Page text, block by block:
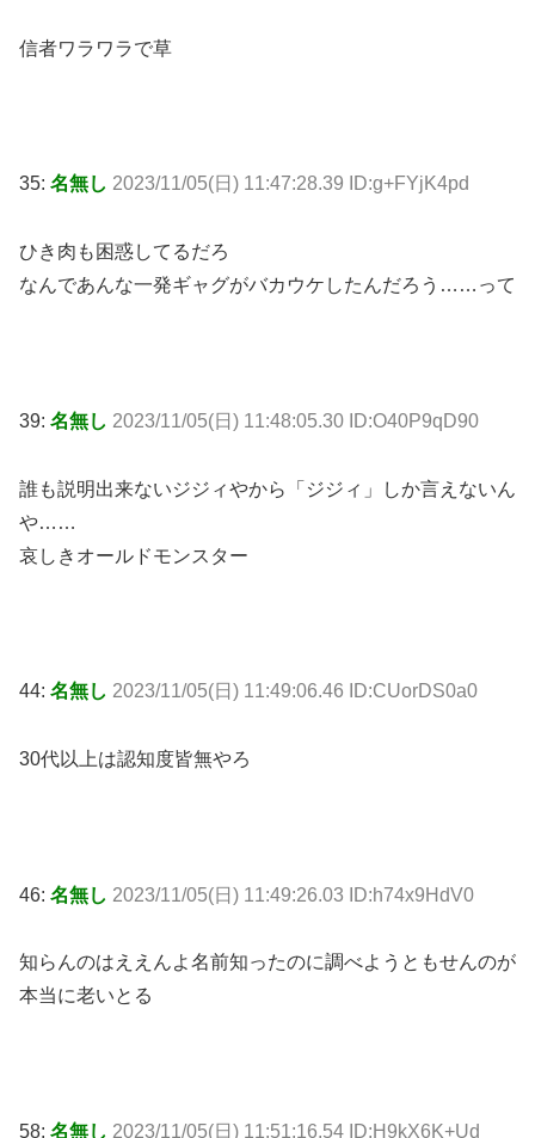
信者ワラワラで草
35: 名無し 2023/11/05(日) 11:47:28.39 ID:g+FYjK4pd
ひき肉も困惑してるだろ
なんであんな一発ギャグがバカウケしたんだろう……って
39: 名無し 2023/11/05(日) 11:48:05.30 ID:O40P9qD90
誰も説明出来ないジジィやから「ジジィ」しか言えないん
や……
哀しきオールドモンスター
44: 名無し 2023/11/05(日) 11:49:06.46 ID:CUorDS0a0
30代以上は認知度皆無やろ
46: 名無し 2023/11/05(日) 11:49:26.03 ID:h74x9HdV0
知らんのはええんよ名前知ったのに調べようともせんのが
本当に老いとる
58: 名無し 2023/11/05(日) 11:51:16.54 ID:H9kX6K+Ud